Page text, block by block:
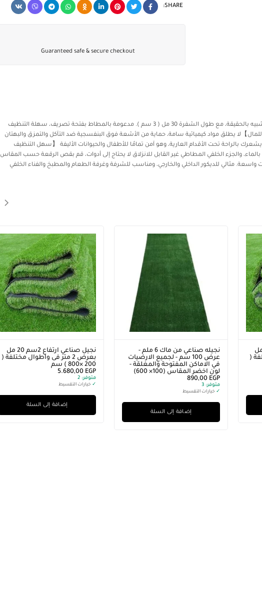
SHARE:
Guaranteed safe & secure checkout
مصنوعة من خيوط البولي بروبلين عالية الجودة. مصممة ومصنوعة وفقًا للعشب الشبيه بالحقيقة، مع طول الشفرة 30 مل ( 3 سم ). مدعومة بالمطاط بفتحة تصريف، سهلة التنظيف
】لا يطلق مواد كيميائية سامة، حماية من الأشعة فوق البنفسجية ضد التآكل والتمزق والبهتان
بالراحة تحت الأقدام العارية، وهو آمن تمامًا للأطفال والحيوانات الأليفة 【سهل التنظيف
والجزء الخلفي المطاطي غير القابل للانزلاق لا يحتاج إلى أدوات، قم بقص الرقعة حسب المقاس
مثالي للديكور الداخلي والخارجي، ومناسب للشرفة وغرفة الطعام والمطبخ والفناء الخلفي
ارتفاع 2سم 20 مل
(
نجيله صناعي من ماك 6 ملم -
عرض 100 سم - لجميع الارضيات
في الاماكن المفتوحة والمغلقة -
لون اخضر المقاس (100× 600)
890,00 EGP
متوفر:
✓ خيارات التقسيط
إضافة إلى السلة
نجيل صناعي ارتفاع 2سم 20 مل
بعرض 2 متر فى واطوال مختلفة (
200 ×800 ) سم
5.680,00 EGP
متوفر:
✓ خيارات التقسيط
إضافة إلى السلة